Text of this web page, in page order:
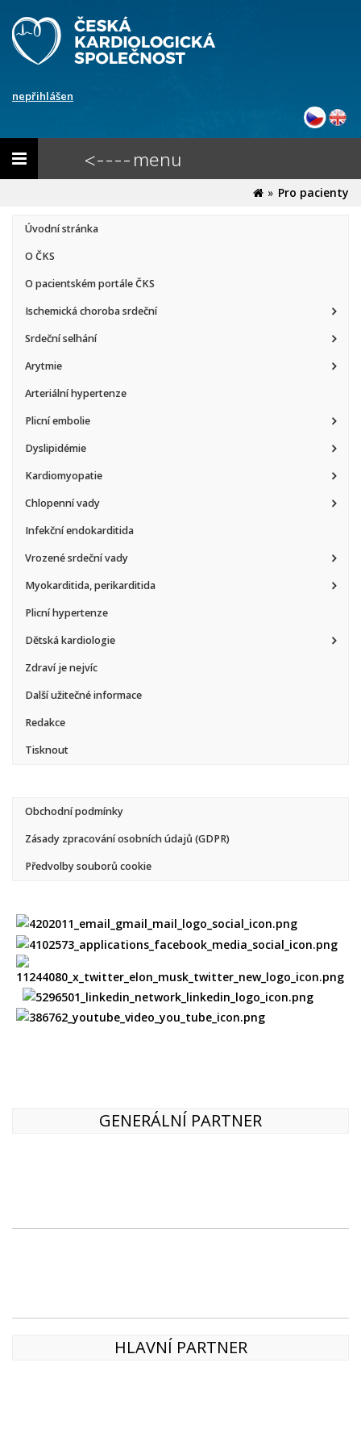
nepřihlášen
Toggle
<---- menu
Pro pacienty
Úvodní stránka
O ČKS
O pacientském portále ČKS
Ischemická choroba srdeční
Srdeční selhání
Arytmie
Arteriální hypertenze
Plicní embolie
Dyslipidémie
Kardiomyopatie
Chlopenní vady
Infekční endokarditida
Vrozené srdeční vady
Myokarditida, perikarditida
Plicní hypertenze
Dětská kardiologie
Zdraví je nejvíc
Další užitečné informace
Redakce
Tisknout
Obchodní podmínky
Zásady zpracování osobních údajů (GDPR)
Předvolby souborů cookie
GENERÁLNÍ PARTNER
HLAVNÍ PARTNER